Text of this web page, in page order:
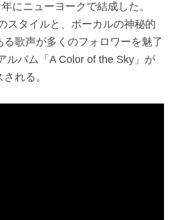
にニューヨークで結成した。
スタイルと、ボーカルの神秘的
る歌声が多くのフォロワーを魅了
ルバム「A Color of the Sky」が
れる。​